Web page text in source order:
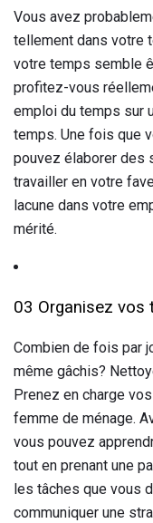
Vous avez
tellement dans votre
votre temps semble
profitez-vous
emploi du temps sur
temps. Une fois que
pouvez élaborer des
travailler en votre
lacune dans votre
mérité.
03 Organisez vos
Combien de fois par
même gâchis?
Prenez en charge
femme de ménage.
vous pouvez
tout en prenant une
les tâches que vous
communiquer une